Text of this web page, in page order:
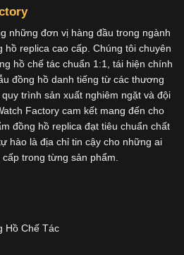
những đơn vị hàng đầu trong ngành
hồ replica cao cấp. Chúng tôi chuyên
hồ chế tác chuẩn 1:1, tái hiện chính
đồng hồ danh tiếng từ các thương
trình sản xuất nghiêm ngặt và đội
Factory cam kết mang đến cho
đồng hồ replica đạt tiêu chuẩn chất
hào là địa chỉ tin cậy cho những ai
trong từng sản phẩm.
Hồ Chế Tác